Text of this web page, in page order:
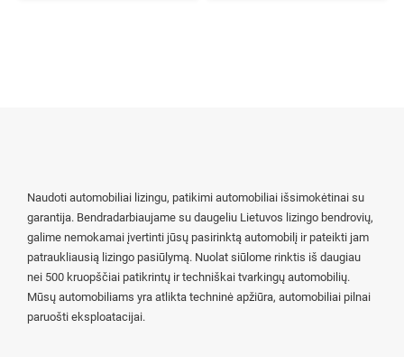
Naudoti automobiliai lizingu, patikimi automobiliai išsimokėtinai su
garantija. Bendradarbiaujame su daugeliu Lietuvos lizingo bendrovių,
galime nemokamai įvertinti jūsų pasirinktą automobilį ir pateikti jam
patraukliausią lizingo pasiūlymą. Nuolat siūlome rinktis iš daugiau
nei 500 kruopščiai patikrintų ir techniškai tvarkingų automobilių.
Mūsų automobiliams yra atlikta techninė apžiūra, automobiliai pilnai
paruošti eksploatacijai.